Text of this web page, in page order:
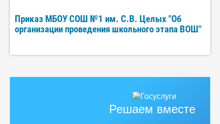
Приказ МБОУ СОШ №1 им. С.В. Целых "Об
организации проведения школьного этапа ВОШ"
Решаем вместе